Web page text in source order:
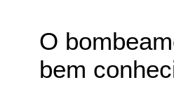
O
bem